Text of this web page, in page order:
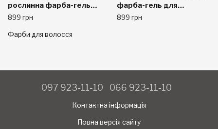
рослинна фарба-гель
для волосся, 4N,
(135 мл)
899 грн
фарба-гель для
волосся, 10N,
899 грн
Фарби для волосся
097 923-11-10 066 923-11-10
Контактна інформація
Повна версія сайту